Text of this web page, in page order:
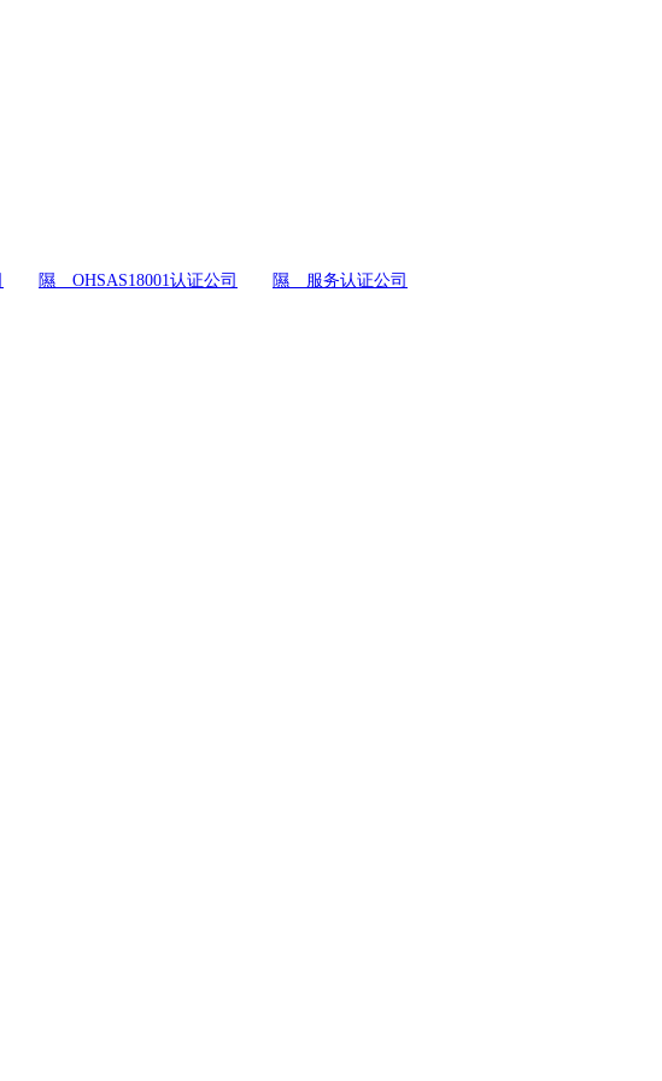
隰 OHSAS18001认证公司 隰 服务认证公司